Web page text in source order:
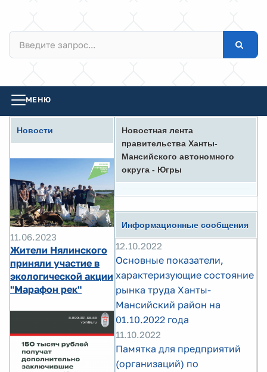
МЕНЮ
Новости
11.06.2023
Жители Нялинского
приняли участие в
экологической акции
"Марафон рек"
Новостная лента
правительства Ханты-
Мансийского автономного
округа - Югры
Информационные сообщения
12.10.2022
Основные показатели,
характеризующие состояние
рынка труда Ханты-
Мансийский район на
01.10.2022 года
11.10.2022
Памятка для предприятий
(организаций) по